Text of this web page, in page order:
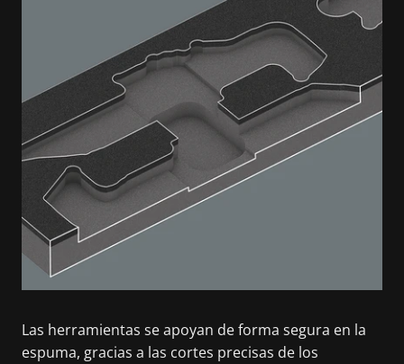
Las herramientas se apoyan de forma segura en la
espuma, gracias a las cortes precisas de los